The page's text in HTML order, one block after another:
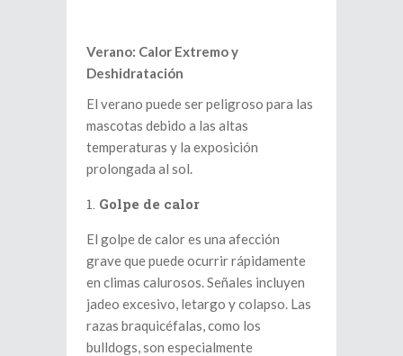
Verano: Calor Extremo y
Deshidratación
El verano puede ser peligroso para las
mascotas debido a las altas
temperaturas y la exposición
prolongada al sol.
Golpe de calor
El golpe de calor es una afección
grave que puede ocurrir rápidamente
en climas calurosos. Señales incluyen
jadeo excesivo, letargo y colapso. Las
razas braquicéfalas, como los
bulldogs, son especialmente